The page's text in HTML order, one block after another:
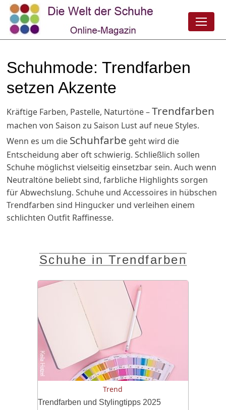
Schuhmode: Trendfarben
setzen Akzente
Kräftige Farben, Pastelle, Naturtöne –Trendfarben
machen von Saison zu Saison Lust auf neue Styles.
Wenn es um die Schuhfarbe geht wird die
Entscheidung aber oft schwierig. Schließlich sollen
Schuhe möglichst vielseitig einsetzbar sein. Auch wenn
Neutraltöne beliebt sind, farbliche Highlights sorgen
für Abwechslung. Schuhe und Accessoires in hübschen
Trendfarben sind Hingucker und verleihen einem
schlichten Outfit Raffinesse.
Schuhe in Trendfarben
Trend
Trendfarben und Stylingtipps 2025